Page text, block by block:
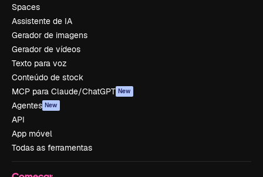
Spaces
Assistente de IA
Gerador de imagens
Gerador de vídeos
Texto para voz
Conteúdo de stock
MCP para Claude/ChatGPT New
Agentes New
API
App móvel
Todas as ferramentas